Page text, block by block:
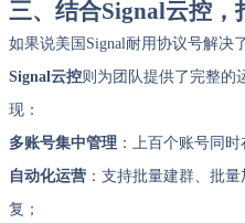
三、结合Signal云控
如果说美国Signal耐用协议号解决
Signal云控则为团队提供了完整的
现：
多账号集中管理 ：上百个账号同
自动化运营 ：支持批量建群、批
复；